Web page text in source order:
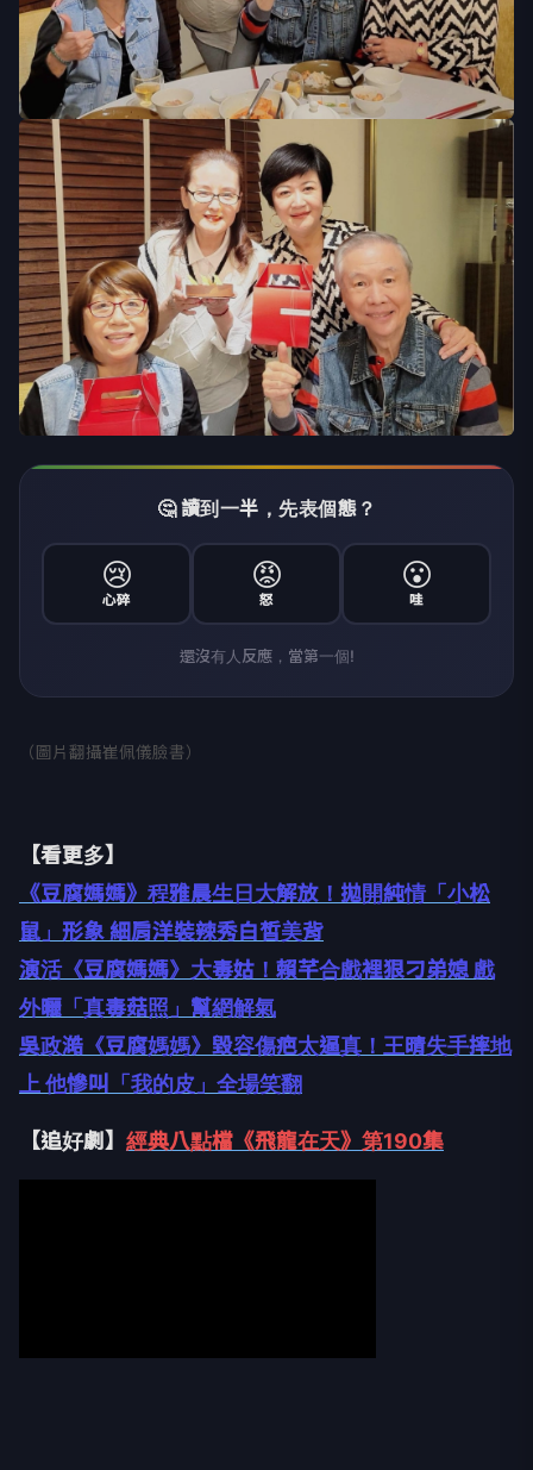
🤔 讀到一半，先表個態？
😢
心碎
😡
怒
😮
哇
還沒有人反應，當第一個!
（圖片翻攝崔佩儀臉書）
【看更多】
《豆腐媽媽》程雅晨生日大解放！拋開純情「小松
鼠」形象 細肩洋裝辣秀白皙美背
演活《豆腐媽媽》大毒姑！賴芊合戲裡狠刁弟媳 戲
外曬「真毒菇照」幫網解氣
吳政澔《豆腐媽媽》毀容傷疤太逼真！王晴失手摔地
上 他慘叫「我的皮」全場笑翻
【追好劇】 經典八點檔《飛龍在天》第190集